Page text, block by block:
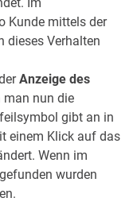
Kunde mittels der
dieses Verhalten
Anzeige des
man nun die
gibt an in
einem Klick auf das
Wenn im
wurden